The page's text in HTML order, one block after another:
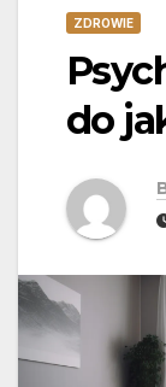
ZDROWIE
do